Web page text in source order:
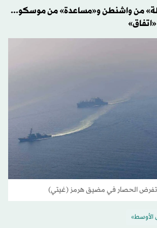
من واشنطن و«مساعدة» من موسكو...
تفرض الحصار في مضيق هرمز (غيتي)
الأوسط»